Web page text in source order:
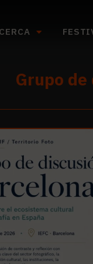
Grupo de